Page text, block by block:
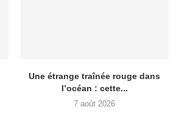
Une étrange traînée rouge dans
l’océan : cette...
7 août 2026